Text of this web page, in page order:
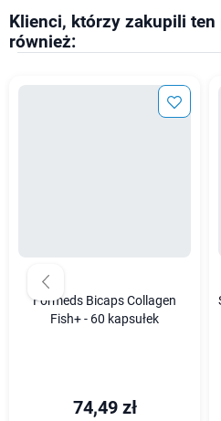
Klienci, którzy zakupili
również:
Formeds Bicaps Collagen
Fish+ - 60 kapsułek
74,49 zł